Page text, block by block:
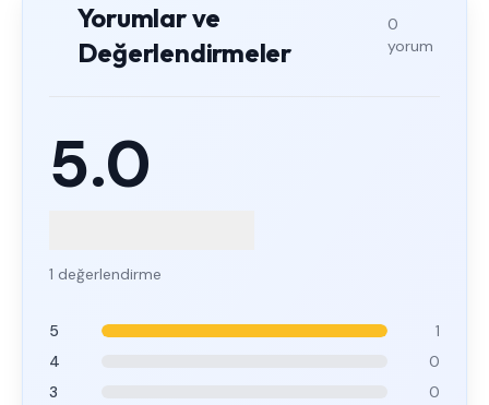
Yorumlar ve
Değerlendirmeler
0
yorum
5.0
1 değerlendirme
5
1
4
0
3
0